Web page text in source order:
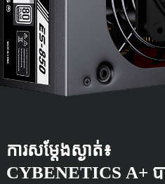
ការសម្តែងស្ងាត់៖
CYBENETICS A+ ប